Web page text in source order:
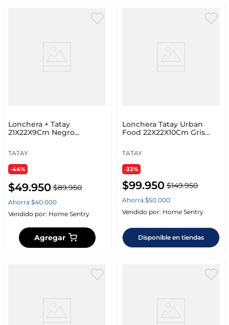
Lonchera + Tatay
21X22X9Cm Negro
TATAY
-44%
$49.950 $89.950
Ahorra $40.000
Vendido por: Home Sentry
Agregar
Lonchera Tatay Urban
Food 22X22X10Cm Gris
TATAY
-33%
$99.950 $149.950
Ahorra $50.000
Vendido por: Home Sentry
Disponible en tiendas